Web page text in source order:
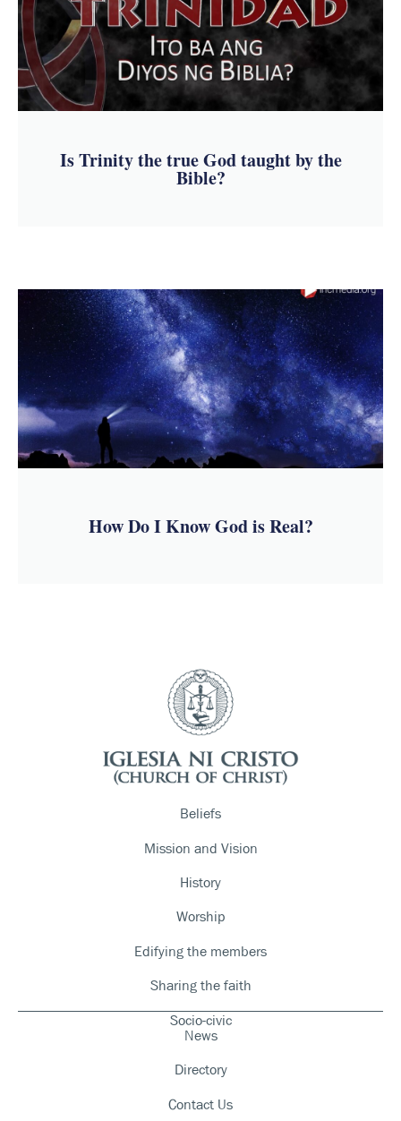
Is Trinity the true God taught by the
Bible?
How Do I Know God is Real?
Beliefs
Mission and Vision
History
Worship
Edifying the members
Sharing the faith
Socio-civic
News
Directory
Contact Us